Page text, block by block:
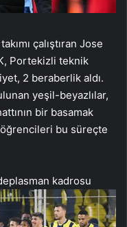
çalıştıran Jose
Portekizli teknik
2 beraberlik aldı.
yeşil-beyazlılar,
bir basamak
öğrencileri bu süreçte
kadrosu